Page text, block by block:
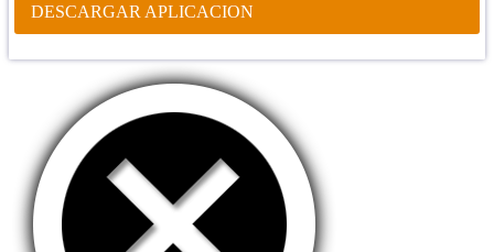
DESCARGAR APLICACION